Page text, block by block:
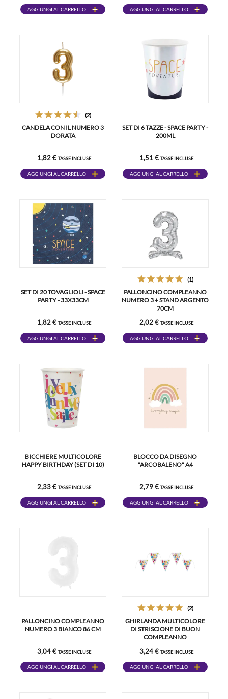
AGGIUNGI AL CARRELLO AGGIUNGI AL CARRELLO
(2)
CANDELA CON IL NUMERO 3
DORATA
1,82 € TASSE INCLUSE
AGGIUNGI AL CARRELLO
SET DI 6 TAZZE - SPACE PARTY -
200ML
1,51 € TASSE INCLUSE
AGGIUNGI AL CARRELLO
SET DI 20 TOVAGLIOLI - SPACE
PARTY - 33X33CM
1,82 € TASSE INCLUSE
AGGIUNGI AL CARRELLO
(1)
PALLONCINO COMPLEANNO
NUMERO 3 + STAND ARGENTO
70CM
2,02 € TASSE INCLUSE
AGGIUNGI AL CARRELLO
BICCHIERE MULTICOLORE
HAPPY BIRTHDAY (SET DI 10)
2,33 € TASSE INCLUSE
AGGIUNGI AL CARRELLO
BLOCCO DA DISEGNO
"ARCOBALENO" A4
2,79 € TASSE INCLUSE
AGGIUNGI AL CARRELLO
PALLONCINO COMPLEANNO
NUMERO 3 BIANCO 86 CM
3,04 € TASSE INCLUSE
AGGIUNGI AL CARRELLO
(2)
GHIRLANDA MULTICOLORE
DI STRISCIONE DI BUON
COMPLEANNO
3,24 € TASSE INCLUSE
AGGIUNGI AL CARRELLO